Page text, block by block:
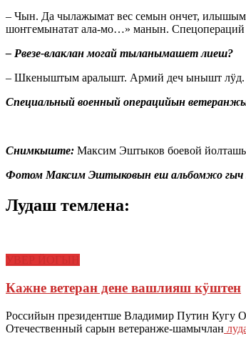
– Чын. Да чылажымат вес семын ончет,
шоҥгемынатат ала-мо…» манын.
– Рвезе-влаклан могай тыланымашет лиеш?
– Шкеныштым аралышт. Армий деч ынышт лӱд.
Специальный военный операцийын
Снимкыште: Максим Эштыков боевой
Фотом Максим Эштыковын еш альбомжо гыч
Лудаш темлена:
Кажне ветеран дене вашлияш кӱштен
Российын президентше Владимир Путин Кугу
Отечественный сарын ветеранже-шамычлан